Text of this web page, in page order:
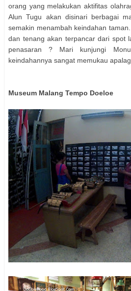
orang yang melakukan aktifitas
Alun Tugu akan disinari berbagai
semakin menambah keindahan
dan tenang akan terpancar dari spot
penasaran ? Mari kunjungi
keindahannya sangat memukau
Museum Malang Tempo Doeloe